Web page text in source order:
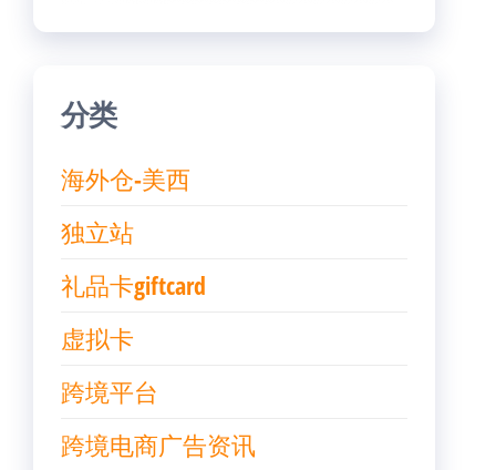
分类
海外仓-美西
独立站
礼品卡giftcard
虚拟卡
跨境平台
跨境电商广告资讯